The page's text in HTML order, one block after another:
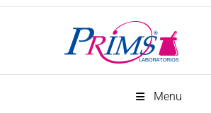
Menu